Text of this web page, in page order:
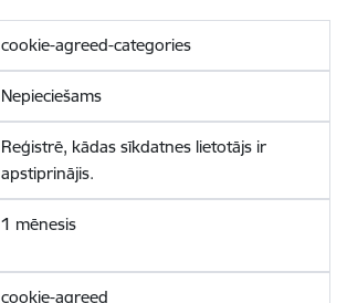
cookie-agreed-categories
Nepieciešams
Reģistrē, kādas sīkdatnes lietotājs ir
apstiprinājis.
1 mēnesis
cookie-agreed